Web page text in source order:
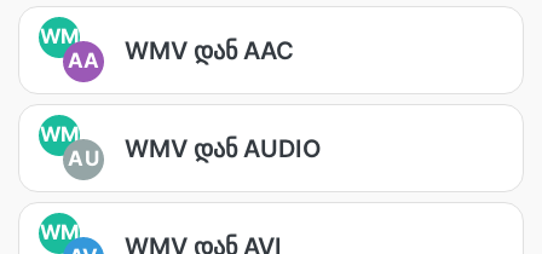
WM
AA
WMV დან AAC
WM
AU
WMV დან AUDIO
WM
WMV დან AVI